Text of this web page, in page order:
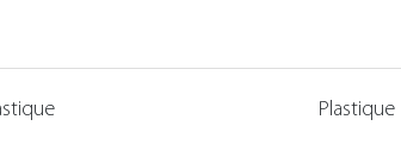
Plastique